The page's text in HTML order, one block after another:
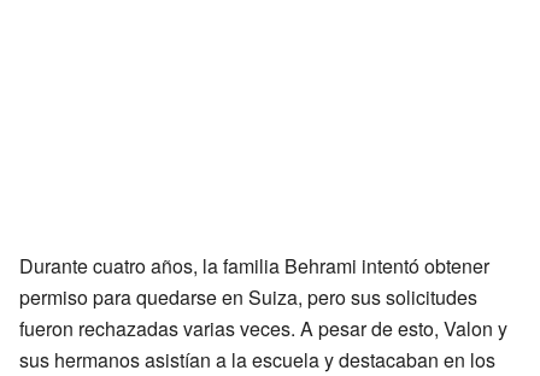
Durante cuatro años, la familia Behrami intentó obtener
permiso para quedarse en Suiza, pero sus solicitudes
fueron rechazadas varias veces. A pesar de esto, Valon y
sus hermanos asistían a la escuela y destacaban en los